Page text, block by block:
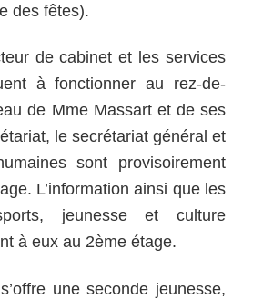
des fêtes).
de cabinet et les services
à fonctionner au rez-de-
de Mme Massart et de ses
le secrétariat général et
sont provisoirement
L’information ainsi que les
jeunesse et culture
à eux au 2ème étage.
une seconde jeunesse,